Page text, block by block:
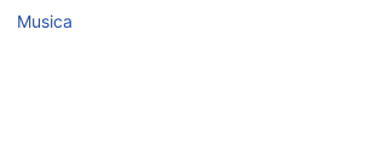
Musica